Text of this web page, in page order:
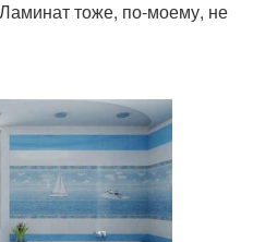
тоже, по-моему, не